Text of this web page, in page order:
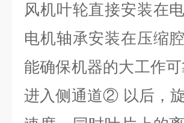
风机叶轮直接安装在
电机轴承安装在压缩
能确保机器的大工作
进入侧通道② 以后，